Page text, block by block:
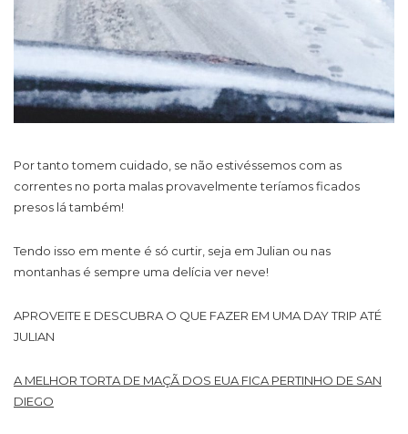
Por tanto tomem cuidado, se não estivéssemos com as
correntes no porta malas provavelmente teríamos ficados
presos lá também!
Tendo isso em mente é só curtir, seja em Julian ou nas
montanhas é sempre uma delícia ver neve!
APROVEITE E DESCUBRA O QUE FAZER EM UMA DAY TRIP ATÉ
JULIAN
A MELHOR TORTA DE MAÇÃ DOS EUA FICA PERTINHO DE SAN
DIEGO